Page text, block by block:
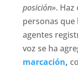
posición».
personas que
agentes
voz se ha
marcación,